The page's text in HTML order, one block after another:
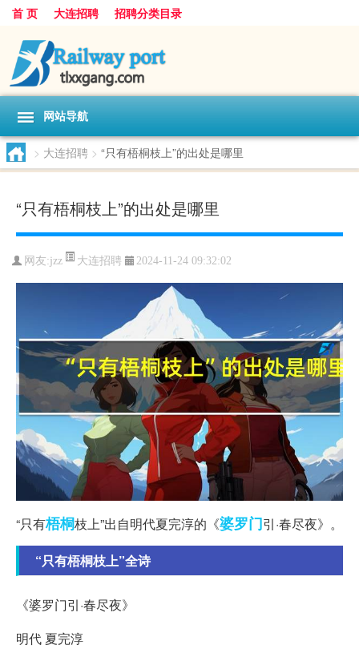
首 页 大连招聘 招聘分类目录
网站导航
> 大连招聘 > “只有梧桐枝上”的出处是哪里
“只有梧桐枝上”的出处是哪里
网友:jzz 大连招聘 2024-11-24 09:32:02
“只有梧桐枝上”出自明代夏完淳的《婆罗门引·春尽夜》。
“只有梧桐枝上”全诗
《婆罗门引·春尽夜》
明代 夏完淳